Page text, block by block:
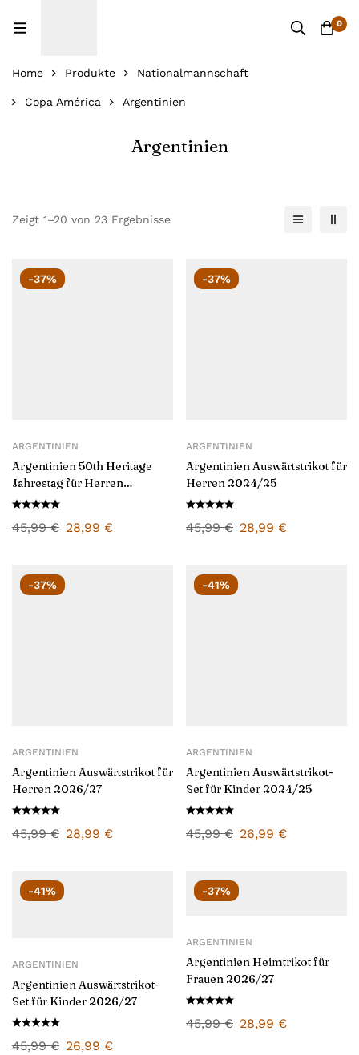
0
Home Produkte Nationalmannschaft
Copa América Argentinien
Argentinien
Zeigt 1–20 von 23 Ergebnisse
-37%
ARGENTINIEN
Argentinien 50th Heritage
Jahrestag für Herren
2024/25
45,99€ 28,99 €
-37%
ARGENTINIEN
Argentinien Auswärtstrikot für
Herren 2024/25
45,99€ 28,99 €
-37%
ARGENTINIEN
Argentinien Auswärtstrikot für
Herren 2026/27
45,99€ 28,99 €
-41%
ARGENTINIEN
Argentinien Auswärtstrikot-
Set für Kinder 2024/25
45,99€ 26,99 €
-41%
ARGENTINIEN
Argentinien Auswärtstrikot-
Set für Kinder 2026/27
45,99€ 26,99 €
-37%
ARGENTINIEN
Argentinien Heimtrikot für
Frauen 2026/27
45,99€ 28,99 €